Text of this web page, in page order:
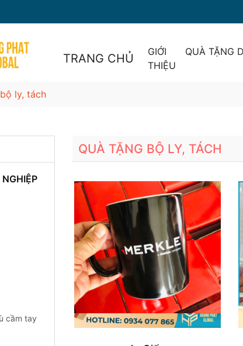
TRANG CHỦ
GIỚI
THIỆU
QUÀ TẶNG
ly, tách
cầm tay
QUÀ TẶNG BỘ LY, TÁCH